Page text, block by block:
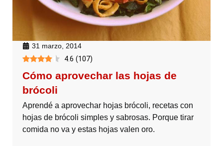
31 marzo, 2014
4.6 (107)
Cómo aprovechar las hojas de
brócoli
Aprendé a aprovechar hojas brócoli, recetas con
hojas de brócoli simples y sabrosas. Porque tirar
comida no va y estas hojas valen oro.